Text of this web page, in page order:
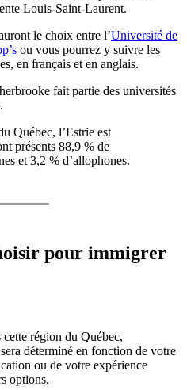
Louis-Saint-Laurent.
le choix entre l’Université de
ou vous pourrez y suivre les
en français et en anglais.
fait partie des universités
Québec, l’Estrie est
présents 88,9 % de
et 3,2 % d’allophones.
pour immigrer
région du Québec,
déterminé en fonction de votre
ou de votre expérience
options.